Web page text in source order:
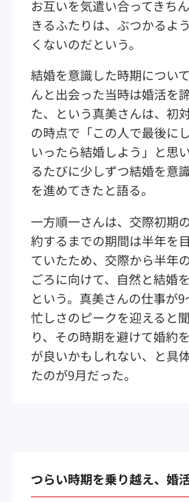
お互いを気遣い合ってきち
きるふたりは、ぶつかるよ
くないのだという。
結婚を意識した時期につい
んと出会った当時は婚活を
た、という真美さんは、初
の時点で「この人で最後に
いったら結婚しよう」と思
るたびに少しずつ結婚を意
を進めてきたと語る。
一方順一さんは、交際初期
約するまでの期間は半年を
ていたため、交際から半年
ごろに向けて、自然と結婚
という。真美さんの仕事が
忙しさのピークを迎えると
り、その時期を避けて婚約
が良いかもしれない、と具
たのが9月だった。
つらい時期を乗り越え、婚